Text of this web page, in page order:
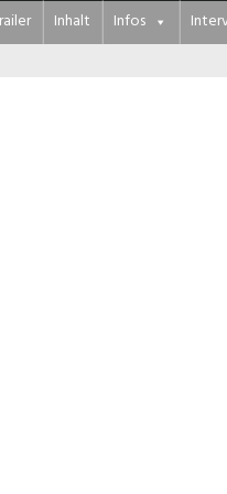
Inhalt Infos